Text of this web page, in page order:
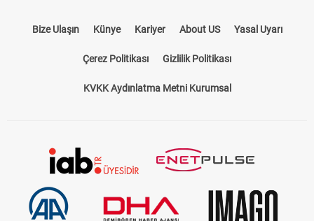
Bize Ulaşın Künye Kariyer About US Yasal Uyarı
Çerez Politikası Gizlilik Politikası
KVKK Aydınlatma Metni Kurumsal